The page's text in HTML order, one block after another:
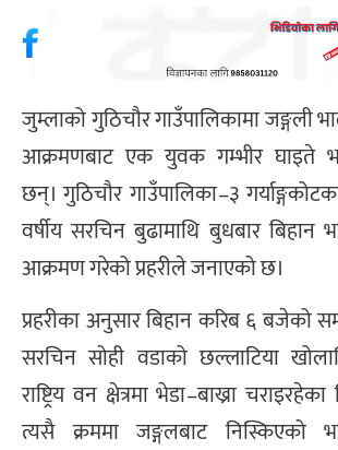
जुम्लाको गुठिचौर गाउँपालिकामा जङ्गली
आक्रमणबाट एक युवक गम्भीर घाइते
छन्। गुठिचौर गाउँपालिका–३
वर्षीय सरचिन बुढामाथि बुधबार बिहान
आक्रमण गरेको प्रहरीले जनाएको छ।
प्रहरीका अनुसार बिहान करिब ६ बजेको
सरचिन सोही वडाको छल्लाटिया
राष्ट्रिय वन क्षेत्रमा भेडा–बाख्रा चराइरहेका
त्यसै क्रममा जङ्गलबाट निस्किएको